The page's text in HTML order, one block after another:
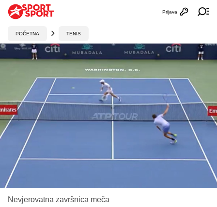
Otvori
Prijava
POČETNA TENIS
Nevjerovatna završnica meča